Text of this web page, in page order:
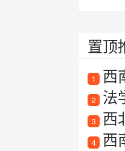
置顶
1 西
2 法
3 西
4 西